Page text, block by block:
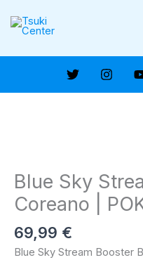
Blue Sky
Coreano |
69,99 €
Blue Sky Stream Booster